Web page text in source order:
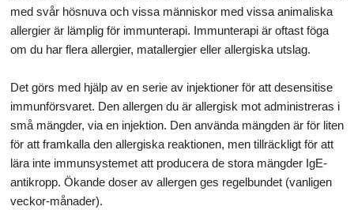
med svår hösnuva och vissa människor med vissa animaliska
allergier är lämplig för immunterapi. Immunterapi är oftast föga
om du har flera allergier, matallergier eller allergiska utslag.
Det görs med hjälp av en serie av injektioner för att desensitise
immunförsvaret. Den allergen du är allergisk mot administreras i
små mängder, via en injektion. Den använda mängden är för liten
för att framkalla den allergiska reaktionen, men tillräckligt för att
lära inte immunsystemet att producera de stora mängder IgE-
antikropp. Ökande doser av allergen ges regelbundet (vanligen
veckor-månader).